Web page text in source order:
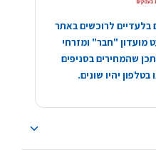
בלעדיים לרוכשים באתר
מועדון "חבר" ומזרחי
שהמחירים בסניפים
יהיו שונים.